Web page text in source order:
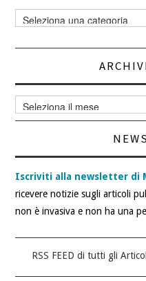
Categorie
articoli
Archivi
articoli
Iscriviti alla newsletter di
ricevere notizie sugli articoli
non è invasiva e non ha una
RSS FEED di tutti gli